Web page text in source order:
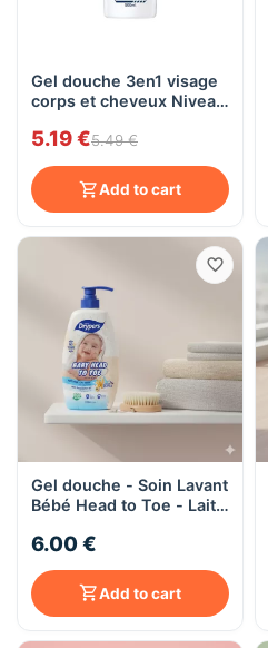
Gel douche 3en1 visage
corps et cheveux Nivea
5.19 €5.49 €
Add to cart
Gel douche - Soin Lavant
Bébé Head to Toe - Lait
Corps - 650ML
6.00 €
Add to cart